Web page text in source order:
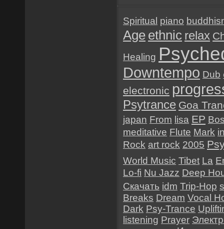
Spiritual piano
Age ethnic relax
Healing
Downtempo Dub
electronic
Psytrance Goa
japan From lisa EP
meditative Flute Mark
Rock art rock 2005
World Music Tibet La
Lo-fi Nu Jazz Deep
Скачать idm Trip-Hop
Breaks Dream Vocal
Dark Psy-Trance
listening Prayer